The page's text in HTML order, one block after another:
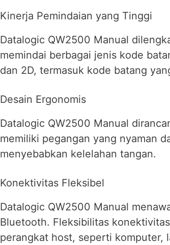
Kinerja Pemindaian yang Tinggi
Datalogic QW2500 Manual
memindai berbagai jenis kode
dan 2D, termasuk kode batang
Desain Ergonomis
Datalogic QW2500 Manual
memiliki pegangan yang nyaman
menyebabkan kelelahan tangan.
Konektivitas Fleksibel
Datalogic QW2500 Manual
Bluetooth. Fleksibilitas
perangkat host, seperti komputer,